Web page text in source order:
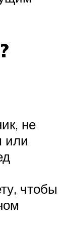
не
или
чтобы